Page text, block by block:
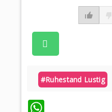
#ruhestand Lustig